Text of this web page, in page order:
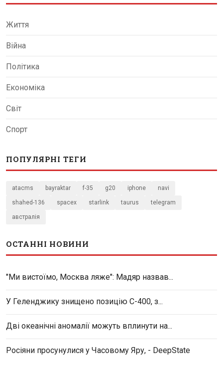
Життя
Війна
Політика
Економіка
Світ
Спорт
ПОПУЛЯРНІ ТЕГИ
atacms bayraktar f-35 g20 iphone navi
shahed-136 spacex starlink taurus telegram
австралія
ОСТАННІ НОВИНИ
"Ми вистоїмо, Москва ляже": Мадяр назвав...
У Геленджику знищено позицію С-400, з...
Дві океанічні аномалії можуть вплинути на...
Росіяни просунулися у Часовому Яру, - DeepState